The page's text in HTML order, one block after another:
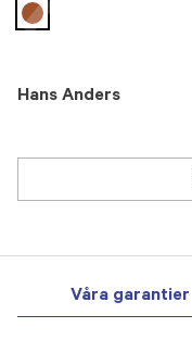
Hans Anders
selected
Våra garantier